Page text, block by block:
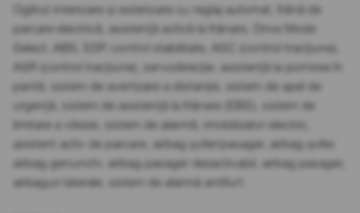
Oglinzi interioare și exterioare cu reglaj automat, frână de
parcare electrică, asistență activă la frânare, Drive Mode
Select, ABS, ESP, control stabilitate, ASC (control tracțiune),
ASR (control tracțiune), servodirecție, asistență la pornirea în
pantă, sistem de avertizare a distanței, sistem de apel de
urgență, sistem de asistență la frânare (EBS), sistem de
limitare a vitezei, sistem de alarmă, imobilizator electric,
asistent activ de parcare, airbag șofer/pasager, airbag șofer,
airbag genunchi, airbag pasager dezactivabil, airbag pasager,
airbaguri laterale, sistem de alarmă antifurt.